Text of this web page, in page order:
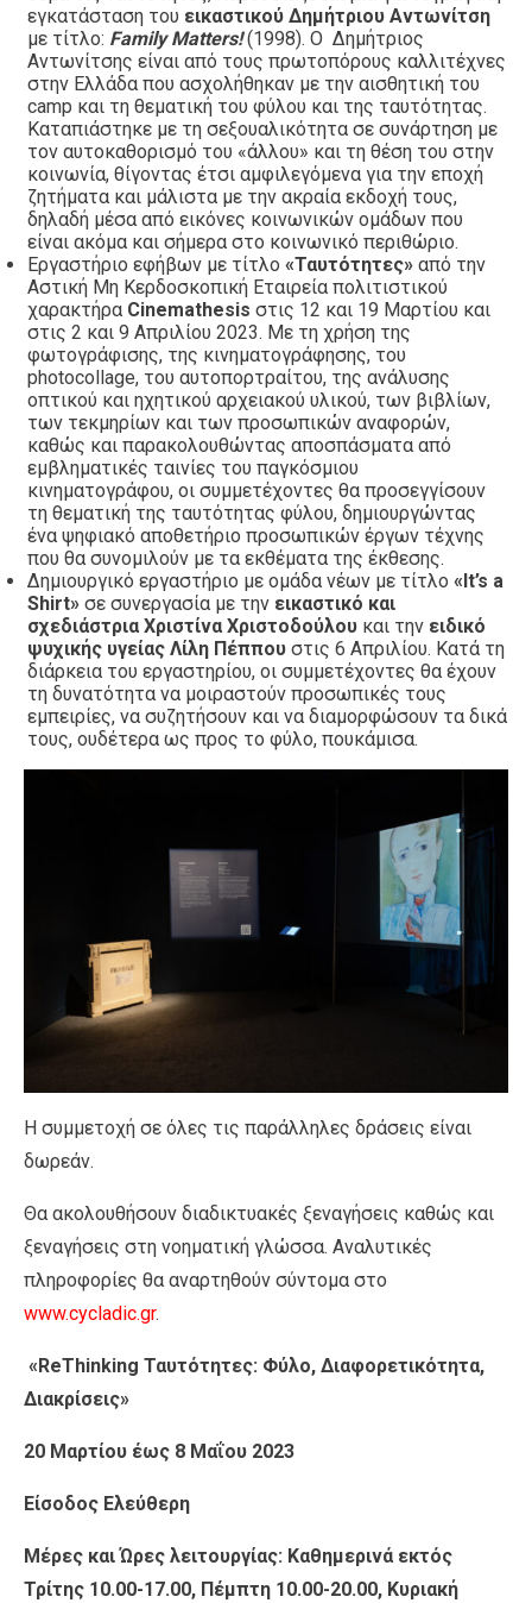
εγκατάσταση του εικαστικού Δημήτριου Αντωνίτση
με τίτλο: Family Matters!(1998). Ο Δημήτριος
Αντωνίτσης είναι από τους πρωτοπόρους καλλιτέχνες
στην Ελλάδα που ασχολήθηκαν με την αισθητική του
camp και τη θεματική του φύλου και της ταυτότητας.
Καταπιάστηκε με τη σεξουαλικότητα σε συνάρτηση με
τον αυτοκαθορισμό του «άλλου» και τη θέση του στην
κοινωνία, θίγοντας έτσι αμφιλεγόμενα για την εποχή
ζητήματα και μάλιστα με την ακραία εκδοχή τους,
δηλαδή μέσα από εικόνες κοινωνικών ομάδων που
είναι ακόμα και σήμερα στο κοινωνικό περιθώριο.
Εργαστήριο εφήβων με τίτλο «Ταυτότητες» από την
Αστική Μη Κερδοσκοπική Εταιρεία πολιτιστικού
χαρακτήρα Cinemathesis στις 12 και 19 Μαρτίου και
στις 2 και 9 Απριλίου 2023. Με τη χρήση της
φωτογράφισης, της κινηματογράφησης, του
photocollage, του αυτοπορτραίτου, της ανάλυσης
οπτικού και ηχητικού αρχειακού υλικού, των βιβλίων,
των τεκμηρίων και των προσωπικών αναφορών,
καθώς και παρακολουθώντας αποσπάσματα από
εμβληματικές ταινίες του παγκόσμιου
κινηματογράφου, οι συμμετέχοντες θα προσεγγίσουν
τη θεματική της ταυτότητας φύλου, δημιουργώντας
ένα ψηφιακό αποθετήριο προσωπικών έργων τέχνης
που θα συνομιλούν με τα εκθέματα της έκθεσης.
Δημιουργικό εργαστήριο με ομάδα νέων με τίτλο «It’s a
Shirt» σε συνεργασία με την εικαστικό και
σχεδιάστρια Χριστίνα Χριστοδούλου και την ειδικό
ψυχικής υγείας Λίλη Πέππου στις 6 Απριλίου. Κατά τη
διάρκεια του εργαστηρίου, οι συμμετέχοντες θα έχουν
τη δυνατότητα να μοιραστούν προσωπικές τους
εμπειρίες, να συζητήσουν και να διαμορφώσουν τα δικά
τους, ουδέτερα ως προς το φύλο, πουκάμισα.
Η συμμετοχή σε όλες τις παράλληλες δράσεις είναι
δωρεάν.
Θα ακολουθήσουν διαδικτυακές ξεναγήσεις καθώς και
ξεναγήσεις στη νοηματική γλώσσα. Αναλυτικές
πληροφορίες θα αναρτηθούν σύντομα στο
www.cycladic.gr.
«ReThinking Ταυτότητες: Φύλο, Διαφορετικότητα,
Διακρίσεις»
20 Μαρτίου έως 8 Μαΐου 2023
Είσοδος Ελεύθερη
Μέρες και Ώρες λειτουργίας: Καθημερινά εκτός
Τρίτης 10.00-17.00, Πέμπτη 10.00-20.00, Κυριακή